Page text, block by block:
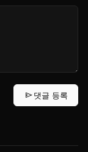
send댓글 등록